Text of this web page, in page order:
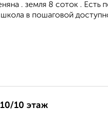
. земля 8 соток . Есть
в пошаговой
10 этаж